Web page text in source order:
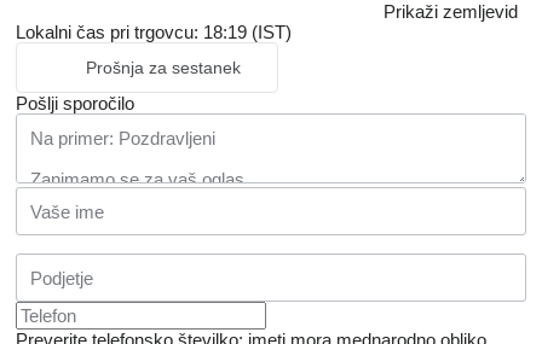
Prikaži zemljevid
Lokalni čas pri trgovcu: 18:19 (IST)
Prošnja za sestanek
Pošlji sporočilo